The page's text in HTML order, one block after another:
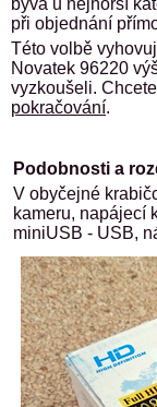
bývá u nejhorší
při objednání
Této volbě
Novatek 96220
vyzkoušeli.
pokračování.
Podobnosti a
V obyčejné
kameru, napájecí
miniUSB - USB,